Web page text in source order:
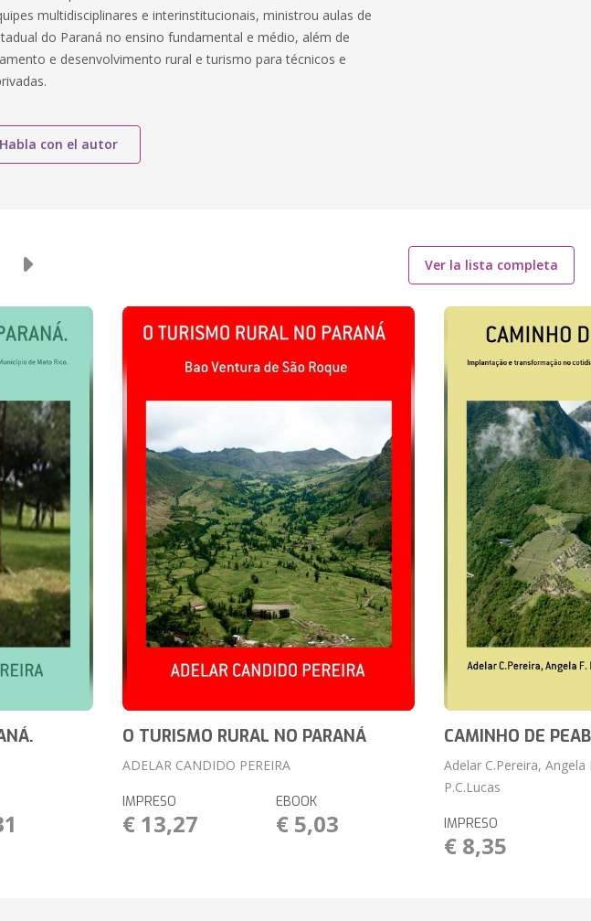
multidisciplinares e interinstitucionais, ministrou aulas de
do Paraná no ensino fundamental e médio, além de
e desenvolvimento rural e turismo para técnicos e
Habla con el autor
Ver la lista completa
O TURISMO RURAL NO PARANÁ
ADELAR CANDIDO PEREIRA
IMPRESO
€ 13,27
EBOOK
€ 5,03
CAMINHO DE
Adelar C.Pereira, Angela
P.C.Lucas
IMPRESO
€ 8,35